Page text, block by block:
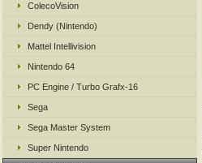
ColecoVision
Dendy (Nintendo)
Mattel Intellivision
Nintendo 64
PC Engine / Turbo Grafx-16
Sega
Sega Master System
Super Nintendo